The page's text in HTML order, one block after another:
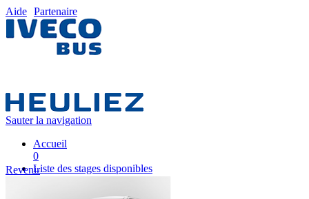
Aide Partenaire
Sauter la navigation
Accueil
0
Liste des stages disponibles
Revenir